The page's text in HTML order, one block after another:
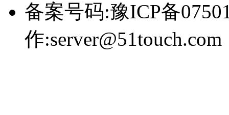
备案号码:豫ICP备
作:server@51touch.com